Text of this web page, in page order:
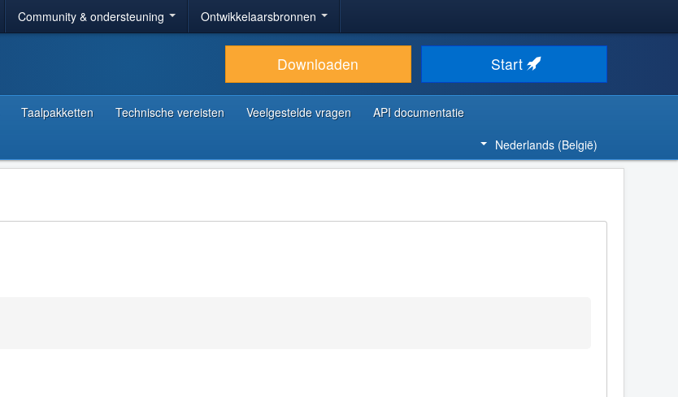
Community & ondersteuning Ontwikkelaarsbronnen
Downloaden Start
Taalpakketten Technische vereisten Veelgestelde vragen
API documentatie
Nederlands (België)